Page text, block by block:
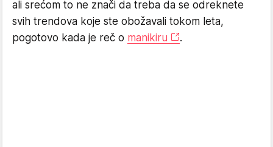
ali srećom to ne znači da treba da se odreknete
svih trendova koje ste obožavali tokom leta,
pogotovo kada je reč o manikiru .